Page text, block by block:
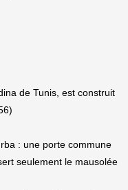
de Tunis, est construit
: une porte commune
seulement le mausolée